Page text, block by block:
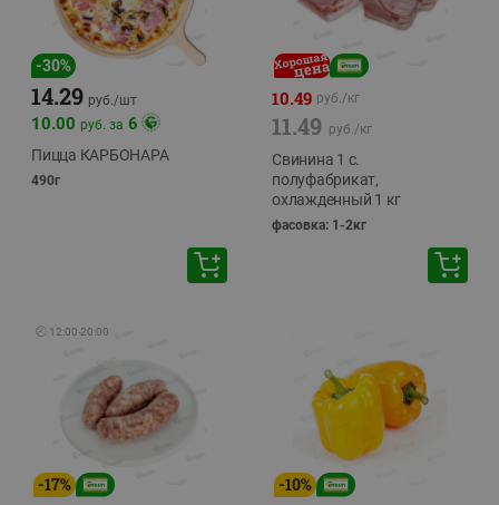
-30%
14.29 руб./шт
10.00 руб. за 6
Пицца КАРБОНАРА
490г
10.49 руб./кг
11.49 руб./кг
Свинина 1 с.
полуфабрикат,
охлажденный 1 кг
фасовка: 1-2кг
🕘 12:00-20:00
-17% -10%